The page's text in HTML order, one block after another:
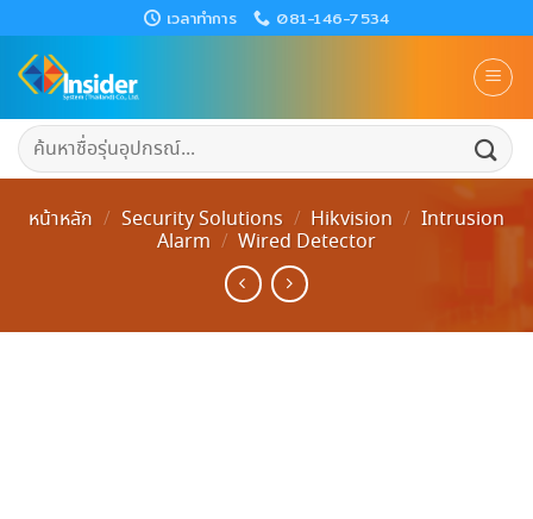
to
content
เวลาทำการ 081-146-7534
ค้นหา:
หน้าหลัก / Security Solutions / Hikvision / Intrusion
Alarm / Wired Detector